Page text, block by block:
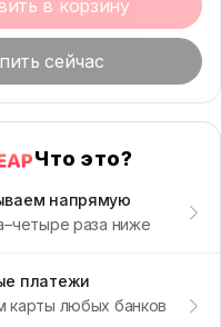
в корзину
сейчас
Что это?
напрямую
раза ниже
платежи
карты любых банков